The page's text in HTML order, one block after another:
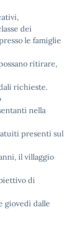
dei
le famiglie
ritirare,
richieste.
nella
presenti sul
il villaggio
di
giovedì dalle